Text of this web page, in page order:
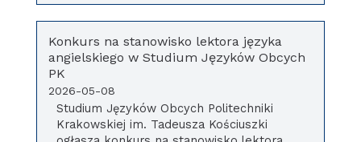
Konkurs na stanowisko lektora języka
angielskiego w Studium Języków Obcych
PK
2026-05-08
Studium Języków Obcych Politechniki
Krakowskiej im. Tadeusza Kościuszki